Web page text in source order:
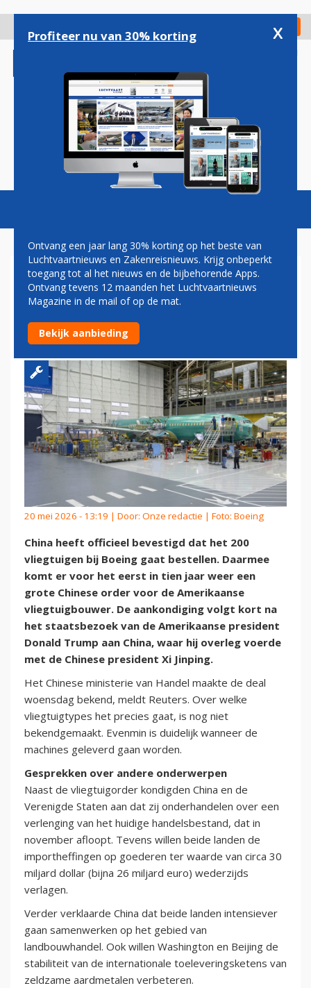
gaan
Check in
Magazine Podcasts Vacatures
NA DE VS BEVESTIGT CHINA
NU OOK DEAL VOOR 200
BOEING-TOESTELLEN
20 mei 2026 - 13:19 | Door: Onze redactie | Foto: Boeing
China heeft officieel bevestigd dat het 200
vliegtuigen bij Boeing gaat bestellen. Daarmee
komt er voor het eerst in tien jaar weer een
grote Chinese order voor de Amerikaanse
vliegtuigbouwer. De aankondiging volgt kort na
het staatsbezoek van de Amerikaanse president
Donald Trump aan China, waar hij overleg voerde
met de Chinese president Xi Jinping.
Het Chinese ministerie van Handel maakte de deal
woensdag bekend, meldt Reuters. Over welke
vliegtuigtypes het precies gaat, is nog niet
bekendgemaakt. Evenmin is duidelijk wanneer de
machines geleverd gaan worden.
Gesprekken over andere onderwerpen
Naast de vliegtuigorder kondigden China en de
Verenigde Staten aan dat zij onderhandelen over een
verlenging van het huidige handelsbestand, dat in
november afloopt. Tevens willen beide landen de
importheffingen op goederen ter waarde van circa 30
miljard dollar (bijna 26 miljard euro) wederzijds
verlagen.
Verder verklaarde China dat beide landen intensiever
gaan samenwerken op het gebied van
landbouwhandel. Ook willen Washington en Beijing de
stabiliteit van de internationale toeleveringsketens van
zeldzame aardmetalen verbeteren.
Profiteer nu van 30% korting x
Ontvang een jaar lang 30% korting op het beste van
Luchtvaartnieuws en Zakenreisnieuws. Krijg onbeperkt
toegang tot al het nieuws en de bijbehorende Apps.
Ontvang tevens 12 maanden het Luchtvaartnieuws
Magazine in de mail of op de mat.
Bekijk aanbieding